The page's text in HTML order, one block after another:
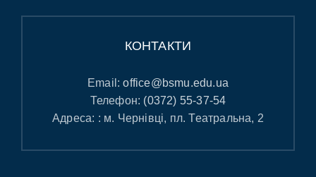
КОНТАКТИ
Email:office@bsmu.edu.ua
Телефон: (0372) 55-37-54
Адреса: : м. Чернівці, пл. Театральна, 2